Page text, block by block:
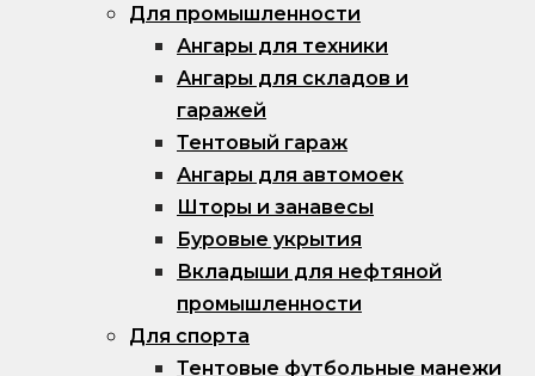
Для промышленности
Ангары для техники
Ангары для складов и
гаражей
Тентовый гараж
Ангары для автомоек
Шторы и занавесы
Буровые укрытия
Вкладыши для нефтяной
промышленности
Для спорта
Тентовые футбольные манежи